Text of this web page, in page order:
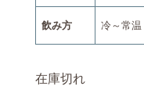
飲み方 冷～常温
在庫切れ